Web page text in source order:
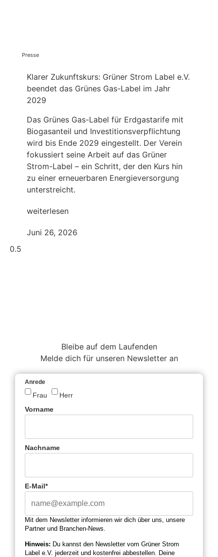
Presse
Klarer Zukunftskurs: Grüner Strom Label e.V.
beendet das Grünes Gas-Label im Jahr
2029
Das Grünes Gas-Label für Erdgastarife mit
Biogasanteil und Investitionsverpflichtung
wird bis Ende 2029 eingestellt. Der Verein
fokussiert seine Arbeit auf das Grüner
Strom-Label – ein Schritt, der den Kurs hin
zu einer erneuerbaren Energieversorgung
unterstreicht.
weiterlesen
Juni 26, 2026
Bleibe auf dem Laufenden
Melde dich für unseren Newsletter an
Anrede
Frau
Herr
Vorname
Nachname
E-Mail*
Mit dem Newsletter informieren wir dich über uns, unsere
Partner und Branchen-News.
Hinweis: Du kannst den Newsletter vom Grüner Strom
Label e.V. jederzeit und kostenfrei abbestellen. Deine